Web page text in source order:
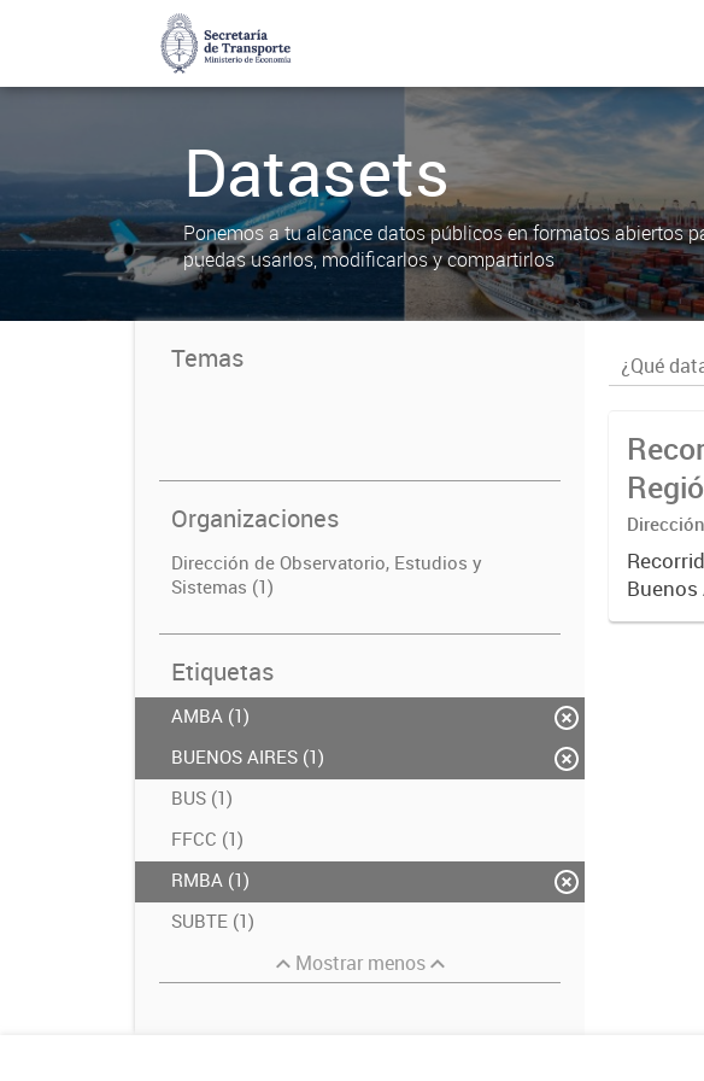
Datasets
Ponemos a tu alcance datos públicos en formatos abiertos
puedas usarlos, modificarlos y compartirlos
Temas
Organizaciones
Dirección de Observatorio, Estudios y
Sistemas (1)
Etiquetas
AMBA (1)
BUENOS AIRES (1)
BUS (1)
FFCC (1)
RMBA (1)
SUBTE (1)
Mostrar menos
Buenos